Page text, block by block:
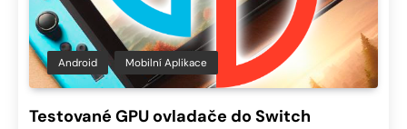
Android Mobilní Aplikace
Testované GPU ovladače do Switch